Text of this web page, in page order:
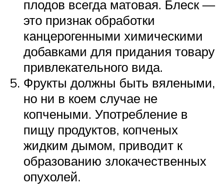
плодов всегда матовая. Блеск —
это признак обработки
канцерогенными химическими
добавками для придания товару
привлекательного вида.
Фрукты должны быть вялеными,
но ни в коем случае не
копчеными. Употребление в
пищу продуктов, копченых
жидким дымом, приводит к
образованию злокачественных
опухолей.